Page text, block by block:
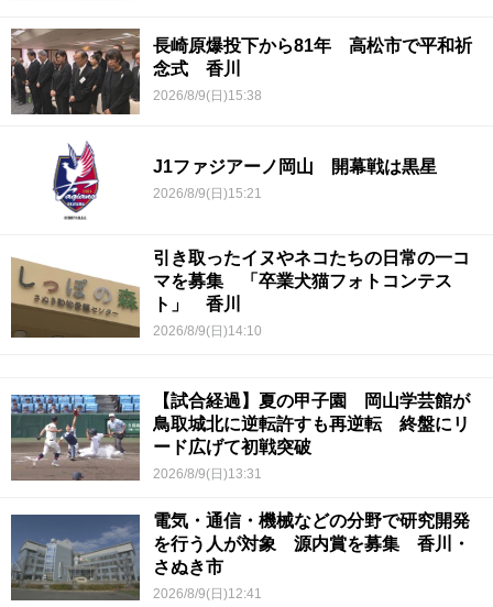
長崎原爆投下から81年 高松市で平和祈
念式 香川
2026/8/9(日)15:38
J1ファジアーノ岡山 開幕戦は黒星
2026/8/9(日)15:21
引き取ったイヌやネコたちの日常の一コ
マを募集 「卒業犬猫フォトコンテス
ト」 香川
2026/8/9(日)14:10
【試合経過】夏の甲子園 岡山学芸館が
鳥取城北に逆転許すも再逆転 終盤にリ
ード広げて初戦突破
2026/8/9(日)13:31
電気・通信・機械などの分野で研究開発
を行う人が対象 源内賞を募集 香川・
さぬき市
2026/8/9(日)12:41